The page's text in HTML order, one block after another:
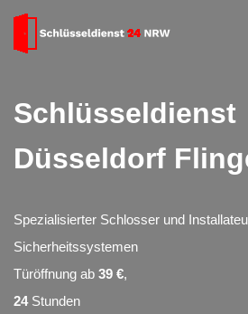
Schlüsseldienst
Düsseldorf
Spezialisierter Schlosser und
Sicherheitssystemen
Türöffnung ab 39 €,
24Stunden